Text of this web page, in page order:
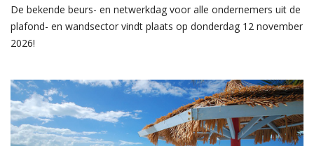
De bekende beurs- en netwerkdag voor alle ondernemers uit de
plafond- en wandsector vindt plaats op donderdag 12 november
2026!